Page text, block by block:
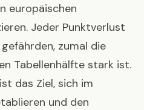
europäischen
Jeder Punktverlust
zumal die
Tabellenhälfte stark ist.
das Ziel, sich im
und den